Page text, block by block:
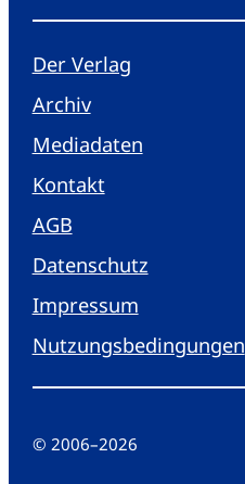
Der Verlag
Archiv
Mediadaten
Kontakt
AGB
Datenschutz
Impressum
Nutzungsbedingungen
© 2006–2026